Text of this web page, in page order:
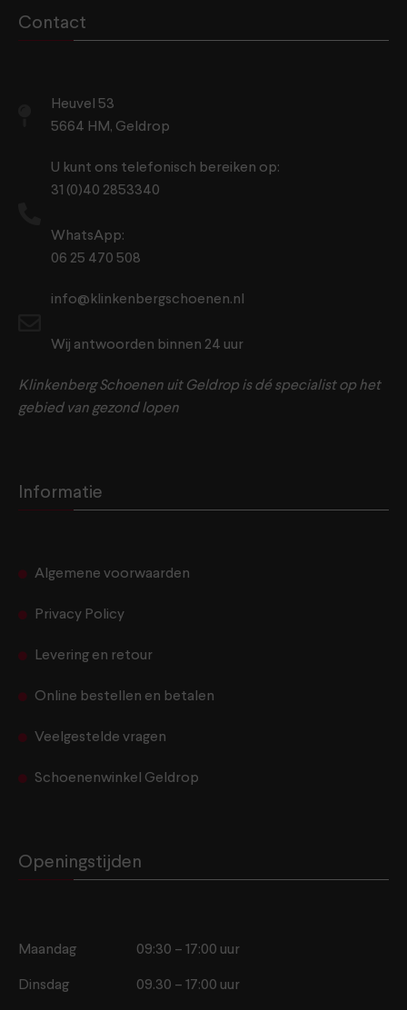
Contact
Heuvel 53
5664 HM, Geldrop
U kunt ons telefonisch bereiken op:
31 (0)40 2853340
WhatsApp:
06 25 470 508
info@klinkenbergschoenen.nl
Wij antwoorden binnen 24 uur
Klinkenberg Schoenen uit Geldrop is dé specialist op het
gebied van gezond lopen
Informatie
Algemene voorwaarden
Privacy Policy
Levering en retour
Online bestellen en betalen
Veelgestelde vragen
Schoenenwinkel Geldrop
Openingstijden
Maandag 09:30 – 17:00 uur
Dinsdag 09.30 – 17:00 uur